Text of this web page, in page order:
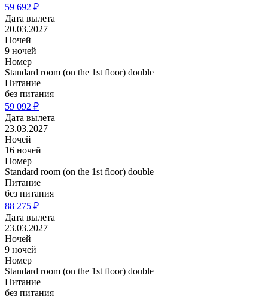
59 692 ₽
Дата вылета
20.03.2027
Ночей
9 ночей
Номер
Standard room (on the 1st floor) double
Питание
без питания
59 092 ₽
Дата вылета
23.03.2027
Ночей
16 ночей
Номер
Standard room (on the 1st floor) double
Питание
без питания
88 275 ₽
Дата вылета
23.03.2027
Ночей
9 ночей
Номер
Standard room (on the 1st floor) double
Питание
без питания